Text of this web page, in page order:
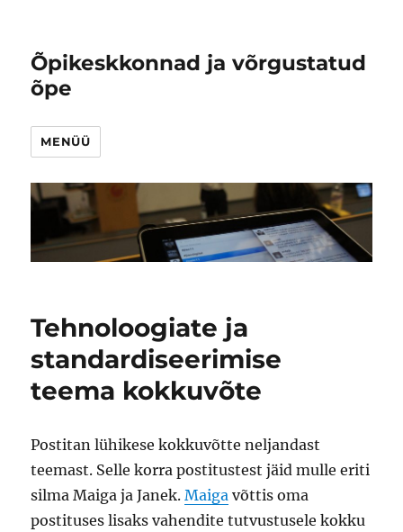
Õpikeskkonnad ja võrgustatud
õpe
MENÜÜ
Tehnoloogiate ja
standardiseerimise
teema kokkuvõte
Postitan lühikese kokkuvõtte neljandast
teemast. Selle korra postitustest jäid mulle eriti
silma Maiga ja Janek.Maiga võttis oma
postituses lisaks vahendite tutvustusele kokku